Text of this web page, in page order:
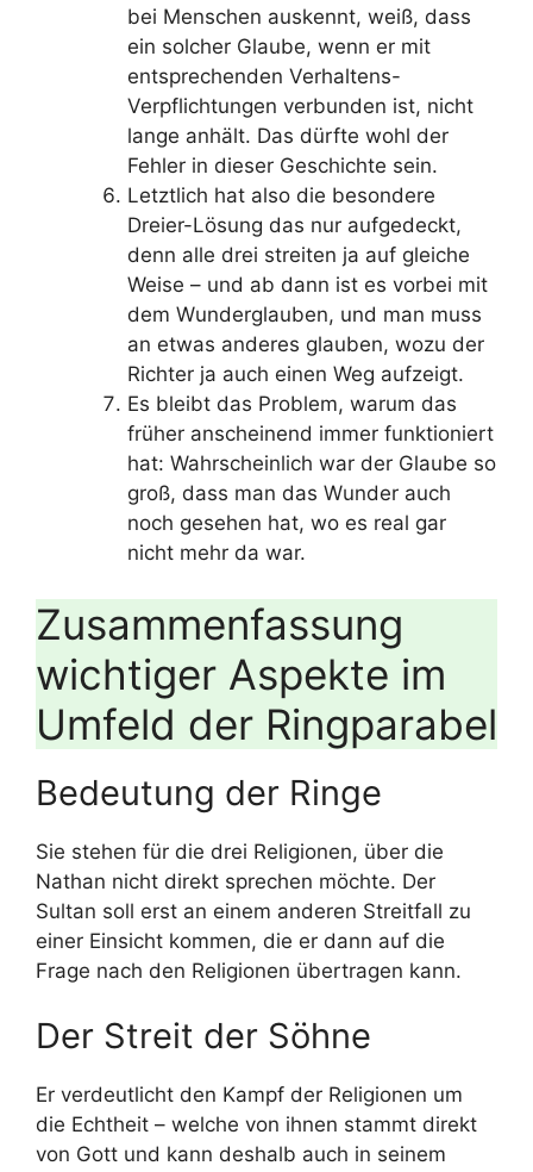
bei Menschen auskennt, weiß, dass
ein solcher Glaube, wenn er mit
entsprechenden Verhaltens-
Verpflichtungen verbunden ist, nicht
lange anhält. Das dürfte wohl der
Fehler in dieser Geschichte sein.
Letztlich hat also die besondere
Dreier-Lösung das nur aufgedeckt,
denn alle drei streiten ja auf gleiche
Weise – und ab dann ist es vorbei mit
dem Wunderglauben, und man muss
an etwas anderes glauben, wozu der
Richter ja auch einen Weg aufzeigt.
Es bleibt das Problem, warum das
früher anscheinend immer funktioniert
hat: Wahrscheinlich war der Glaube so
groß, dass man das Wunder auch
noch gesehen hat, wo es real gar
nicht mehr da war.
Zusammenfassung
wichtiger Aspekte im
Umfeld der Ringparabel
Bedeutung der Ringe
Sie stehen für die drei Religionen, über die
Nathan nicht direkt sprechen möchte. Der
Sultan soll erst an einem anderen Streitfall zu
einer Einsicht kommen, die er dann auf die
Frage nach den Religionen übertragen kann.
Der Streit der Söhne
Er verdeutlicht den Kampf der Religionen um
die Echtheit – welche von ihnen stammt direkt
von Gott und kann deshalb auch in seinem